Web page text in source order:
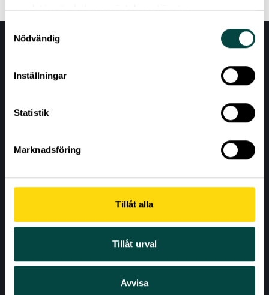
samlat in när du har använt deras tjänster.
Nödvändig
Inställningar
Statistik
Marknadsföring
Tillåt alla
Tillåt urval
Avvisa
LÄS DET SENASTE OM PROJEKTET